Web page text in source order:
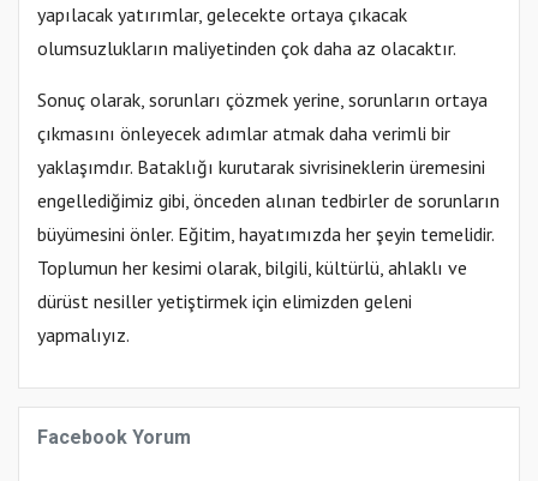
yapılacak yatırımlar, gelecekte ortaya çıkacak
olumsuzlukların maliyetinden çok daha az olacaktır.
Sonuç olarak, sorunları çözmek yerine, sorunların ortaya
çıkmasını önleyecek adımlar atmak daha verimli bir
yaklaşımdır. Bataklığı kurutarak sivrisineklerin üremesini
engellediğimiz gibi, önceden alınan tedbirler de sorunların
büyümesini önler. Eğitim, hayatımızda her şeyin temelidir.
Toplumun her kesimi olarak, bilgili, kültürlü, ahlaklı ve
dürüst nesiller yetiştirmek için elimizden geleni
yapmalıyız.
Facebook Yorum